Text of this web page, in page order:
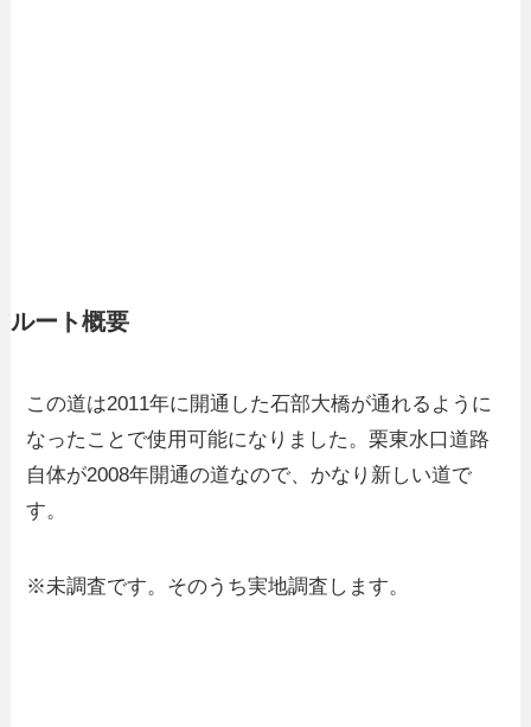
ルート概要
この道は2011年に開通した石部大橋が通れるように
なったことで使用可能になりました。栗東水口道路
自体が2008年開通の道なので、かなり新しい道で
す。
※未調査です。そのうち実地調査します。